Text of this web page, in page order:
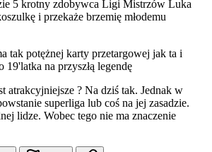
5 krotny zdobywca Ligi Mistrzów Luka
i przekaże brzemię młodemu
tak potężnej karty przetargowej jak ta i
19'latka na przyszłą legendę
atrakcyjniejsze ? Na dziś tak. Jednak w
superliga lub coś na jej zasadzie.
lidze. Wobec tego nie ma znaczenie